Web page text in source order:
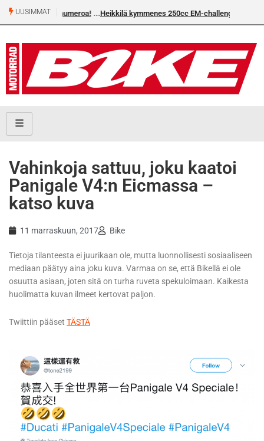
UUSIMMAT
numeroa! Heikkilä kymmenes 250cc EM-challengessä
Vahinkoja sattuu, joku kaatoi
Panigale V4:n Eicmassa –
katso kuva
11 marraskuun, 2017 Bike
Tietoja tilanteesta ei juurikaan ole, mutta luonnollisesti sosiaaliseen
mediaan päätyy aina joku kuva. Varmaa on se, että Bikellä ei ole
osuutta asiaan, joten sitä on turha ruveta spekuloimaan. Kaikesta
huolimatta kuvan ilmeet kertovat paljon.
Twiittiin pääset TÄSTÄ